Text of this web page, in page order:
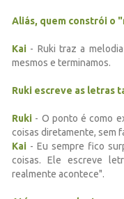
Aliás, quem constrói o
Kai - Ruki traz a
mesmos e terminamos.
Ruki escreve as letras
Ruki - O ponto é como
coisas diretamente, sem
Kai - Eu sempre fico
coisas. Ele escreve
realmente acontece".